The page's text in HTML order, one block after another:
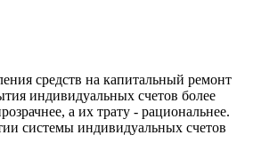
средств на капитальный ремонт
индивидуальных счетов более
а их трату - рациональнее.
системы индивидуальных счетов